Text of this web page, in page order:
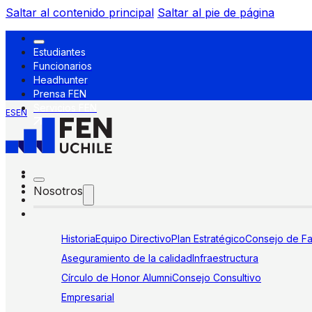
Saltar al contenido principal Saltar al pie de página
Estudiantes
Funcionarios
Headhunter
Prensa FEN
ESEN
Nosotros
HistoriaEquipo DirectivoPlan EstratégicoConsejo de
Aseguramiento de la calidadInfraestructura
Círculo de Honor AlumniConsejo Consultivo
Empresarial